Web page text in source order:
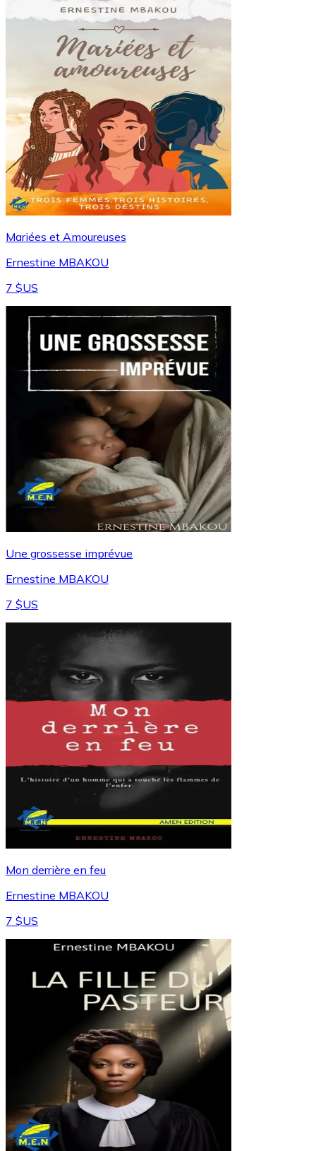
Mariées et Amoureuses
Ernestine MBAKOU
7 $US
Une grossesse imprévue
Ernestine MBAKOU
7 $US
Mon derrière en feu
Ernestine MBAKOU
7 $US